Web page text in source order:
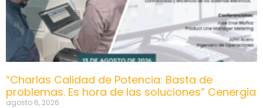
“Charlas Calidad de Potencia: Basta de
problemas. Es hora de las soluciones” Cenergia
agosto 6, 2026